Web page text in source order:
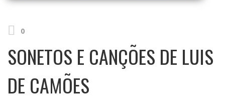
0
SONETOS E CANÇÕES DE LUIS
DE CAMÕES